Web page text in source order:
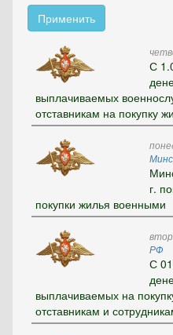
Применить
С
выплачиваемых
отставникам на покупку
г.
покупки жилья военными
РФ
С
выплачиваемых на
отставникам и